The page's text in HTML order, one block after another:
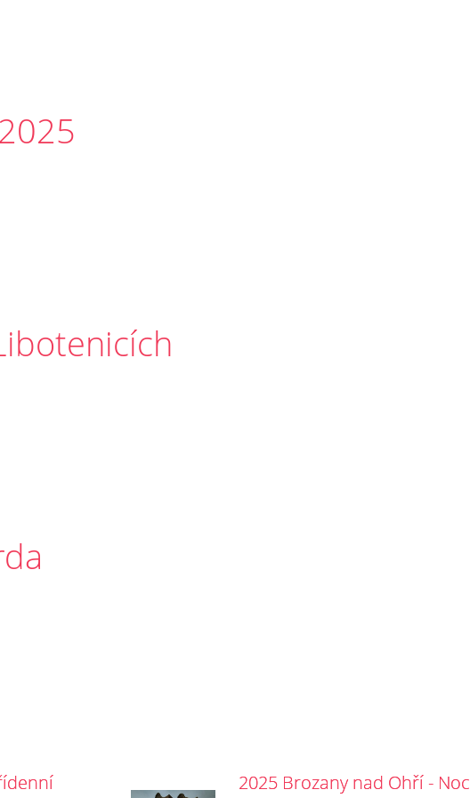
2025 Brozany nad Ohří - Noc